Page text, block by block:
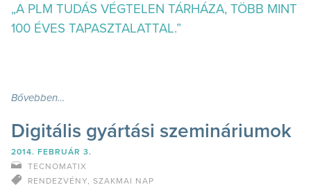
„A PLM TUDÁS VÉGTELEN TÁRHÁZA, TÖBB MINT
100 ÉVES TAPASZTALATTAL.”
Bővebben…
Digitális gyártási szemináriumok
2014. FEBRUÁR 3.
TECNOMATIX
RENDEZVÉNY, SZAKMAI NAP